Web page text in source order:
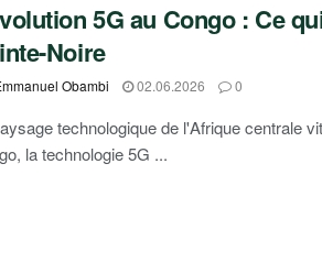
5G au Congo : Ce
Noire
Obambi 02.06.2026 0
technologique de l'Afrique centrale
la technologie 5G ...